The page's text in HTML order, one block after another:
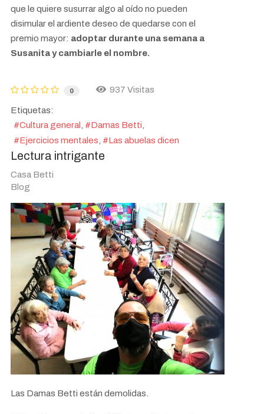
que le quiere susurrar algo al oído no pueden
disimular el ardiente deseo de quedarse con el
premio mayor: adoptar durante una semana a
Susanita y cambiarle el nombre.
0 937 Visitas
Etiquetas:
Cultura general
Damas Betti
Ejercicios mentales
Las abuelas dicen
Lectura intrigante
Casa Betti
Blog
Las Damas Betti están demolidas.